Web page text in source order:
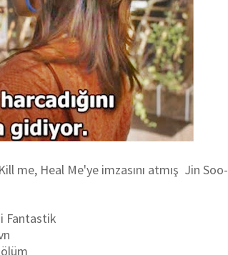
me, Heal Me'ye imzasını atmış Jin Soo-
Fantastik